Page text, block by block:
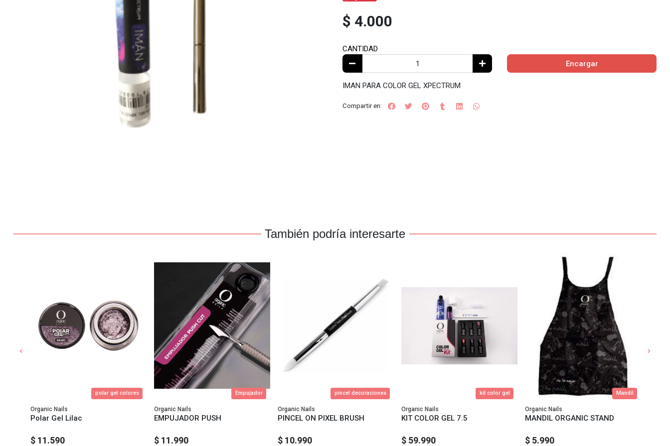
$ 4.000
CANTIDAD
Encargar
IMAN PARA COLOR GEL XPECTRUM
Compartir en:
También podría interesarte
polar gel colores
Organic Nails
Polar Gel Lilac
$ 11.590
Empujador
Organic Nails
EMPUJADOR PUSH
$ 11.990
pincel decoraciones
Organic Nails
PINCEL ON PIXEL BRUSH
$ 10.990
kit color gel
Organic Nails
KIT COLOR GEL 7.5
$ 59.990
Mandil
Organic Nails
MANDIL ORGANIC STAND
$ 5.990